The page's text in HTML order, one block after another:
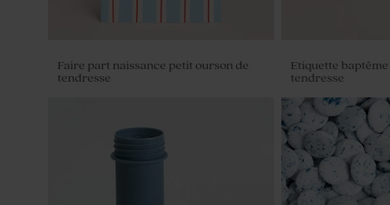
Faire part naissance petit ourson de
tendresse
Etiquette
tendresse